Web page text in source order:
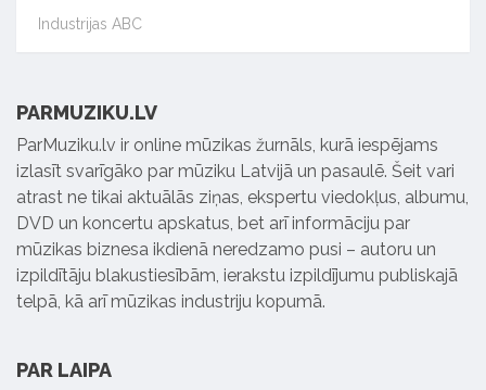
Industrijas ABC
PARMUZIKU.LV
ParMuziku.lv ir online mūzikas žurnāls, kurā iespējams
izlasīt svarīgāko par mūziku Latvijā un pasaulē. Šeit vari
atrast ne tikai aktuālās ziņas, ekspertu viedokļus, albumu,
DVD un koncertu apskatus, bet arī informāciju par
mūzikas biznesa ikdienā neredzamo pusi – autoru un
izpildītāju blakustiesībām, ierakstu izpildījumu publiskajā
telpā, kā arī mūzikas industriju kopumā.
PAR LAIPA